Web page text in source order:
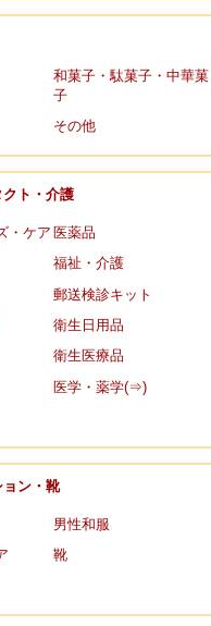
和菓子・駄菓子・中華菓
子
その他
ト・介護
・ケア 医薬品
福祉・介護
郵送検診キット
衛生日用品
衛生医療品
医学・薬学(⇒)
ン・靴
男性和服
靴